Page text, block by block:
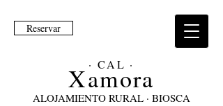
· CAL ·
Xamora
ALOJAMIENTO RURAL · BIOSCA
Reservar